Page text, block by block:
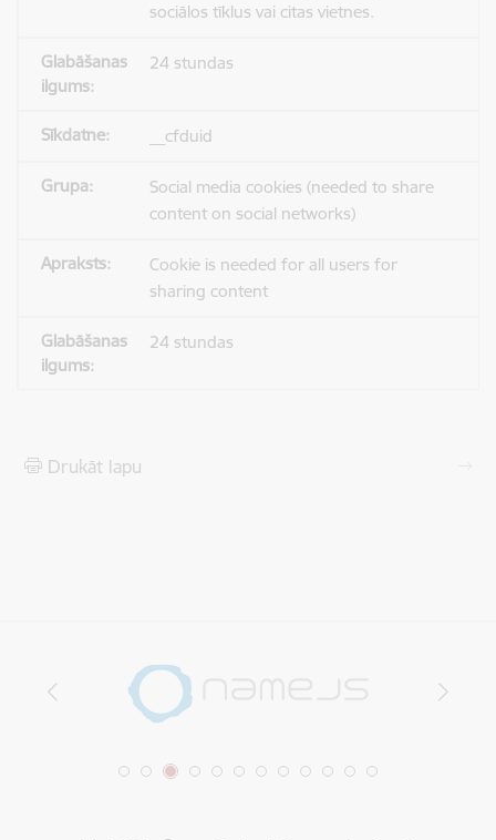
sociālos tīklus vai citas vietnes.
24 stundas
__cfduid
Social media cookies (needed to share
content on social networks)
Cookie is needed for all users for
sharing content
24 stundas
Drukāt lapu